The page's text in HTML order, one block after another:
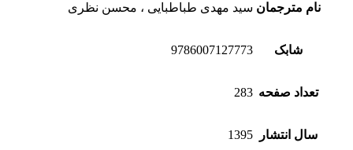
نام مترجمان سید مهدی طباطبایی ، محسن نظری
شابک 9786007127773
تعداد صفحه 283
سال انتشار 1395